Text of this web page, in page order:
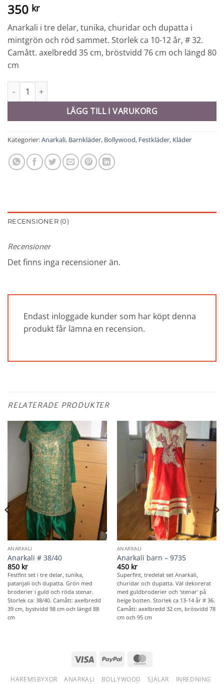
350 kr
Anarkali i tre delar, tunika, churidar och dupatta i
mintgrön och röd sammet. Storlek ca 10-12 år, # 32.
Camått. axelbredd 35 cm, bröstvidd 76 cm och längd 80
cm
Anarkali barn - 8985 mängd
LÄGG TILL I VARUKORG
Kategorier:Anarkali, Barnkläder, Bollywood, Festkläder, Kläder
RECENSIONER (0)
Recensioner
Det finns inga recensioner än.
Endast inloggade kunder som har köpt denna
produkt får lämna en recension.
RELATERADE PRODUKTER
ANARKALI
Anarkali # 38/40
850 kr
Festfint set i tre delar, tunika,
patanjali och dupatta. Grön med
broderier i guld och röda stenar.
Storlek ca: 38/40. Camått: axelbredd
39 cm, bystvidd 98 cm och längd 88
cm
ANARKALI
Anarkali barn – 9735
450 kr
Superfint, tredelat set Anarkali,
churidar och dupatta. Väl dekorerat
med guldbroderier och 'stenar' på
beige botten. Storlek ca 13-14 år # 36.
Camått: axelbredd 32 cm, brösvidd 78
cm och 95 cm
Visa PayPal
HAREMSBYXOR ANARKALI BOLLYWOOD SJALAR
INREDNING